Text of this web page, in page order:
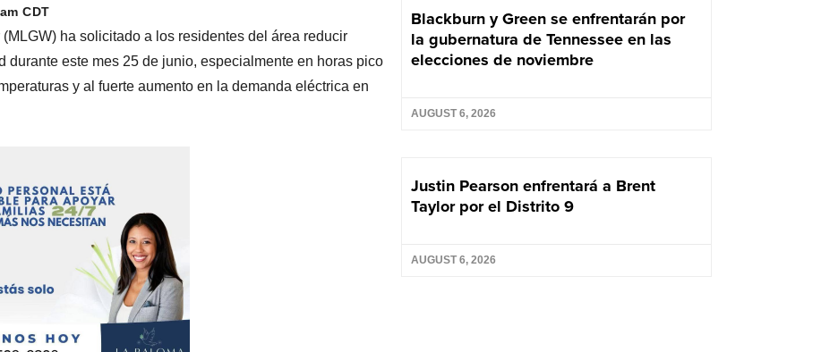
Blackburn y Green se enfrentarán por
la gubernatura de Tennessee en las
elecciones de noviembre
AUGUST 6, 2026
Justin Pearson enfrentará a Brent
Taylor por el Distrito 9
AUGUST 6, 2026
CDT
ha solicitado a los residentes del área reducir
durante este mes 25 de junio, especialmente en horas pico
y al fuerte aumento en la demanda eléctrica en